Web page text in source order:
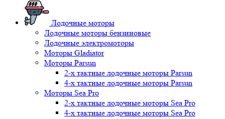
Лодочные моторы
Лодочные моторы бензиновые
Лодочные электромоторы
Моторы Gladiator
Моторы Parsun
2-х тактные лодочные моторы Parsun
4-х тактные лодочные моторы Parsun
Моторы Sea Pro
2-х тактные лодочные моторы Sea Pro
4-х тактные лодочные моторы Sea Pro